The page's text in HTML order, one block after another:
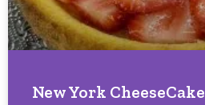
New York CheeseCake